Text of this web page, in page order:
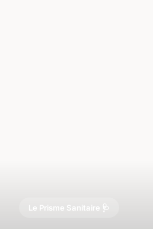
Le Prisme Sanitaire 🩺